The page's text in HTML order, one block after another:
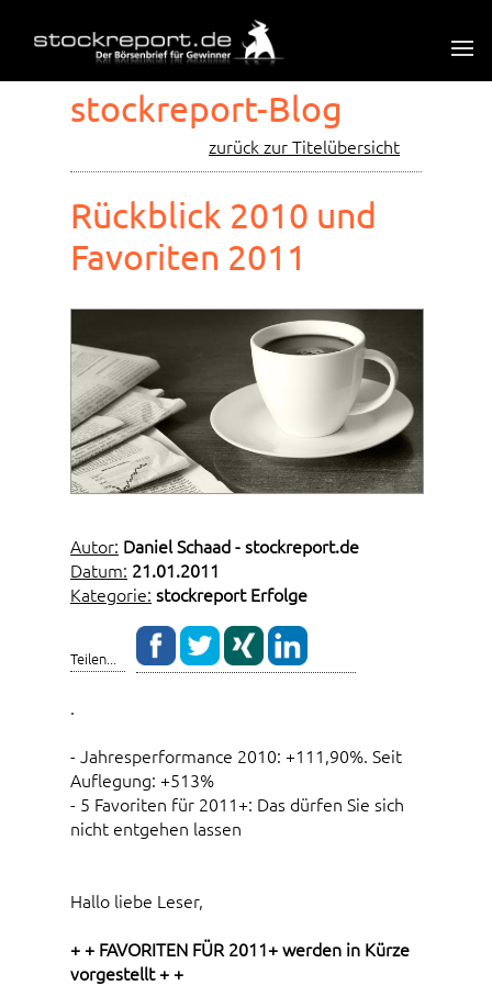
stockreport-Blog
zurück zur Titelübersicht
Rückblick 2010 und
Favoriten 2011
Autor: Daniel Schaad - stockreport.de
Datum: 21.01.2011
Kategorie: stockreport Erfolge
Teilen...
.
- Jahresperformance 2010: +111,90%. Seit
Auflegung: +513%
- 5 Favoriten für 2011+: Das dürfen Sie sich
nicht entgehen lassen
Hallo liebe Leser,
+ + FAVORITEN FÜR 2011+ werden in Kürze
vorgestellt + +